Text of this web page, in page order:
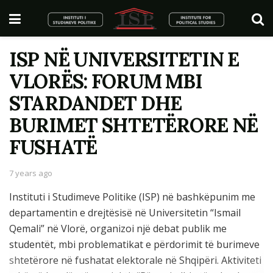
ISP NË UNIVERSITETIN E
VLORËS: FORUM MBI
STARDANDET DHE
BURIMET SHTETËRORE NË
FUSHATË
7 years ago
Instituti i Studimeve Politike (ISP) në bashkëpunim me
departamentin e drejtësisë në Universitetin “Ismail
Qemali” në Vlorë, organizoi një debat publik me
studentët, mbi problematikat e përdorimit të burimeve
shtetërore në fushatat elektorale në Shqipëri. Aktiviteti